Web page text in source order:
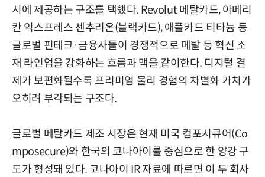
시에 제공하는 구조를 택했다. Revolut 메탈카드, 아메리
칸 익스프레스 센추리온(블랙카드), 애플카드 티타늄 등
글로벌 핀테크·금융사들이 경쟁적으로 메탈 등 혁신 소
재 라인업을 강화하는 흐름과 맥을 같이한다. 디지털 결
제가 보편화될수록 프리미엄 물리 경험의 차별화 가치가
오히려 부각되는 구조다.
글로벌 메탈카드 제조 시장은 현재 미국 컴포시큐어(Co
mposecure)와 한국의 코나아이를 중심으로 한 양강 구
도가 형성돼 있다. 코나아이 IR 자료에 따르면 이 두 회사